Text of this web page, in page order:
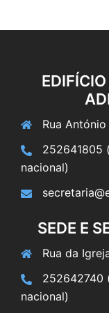
Rua
252641805
nacional)
SEDE E
Rua da
252642740
nacional)